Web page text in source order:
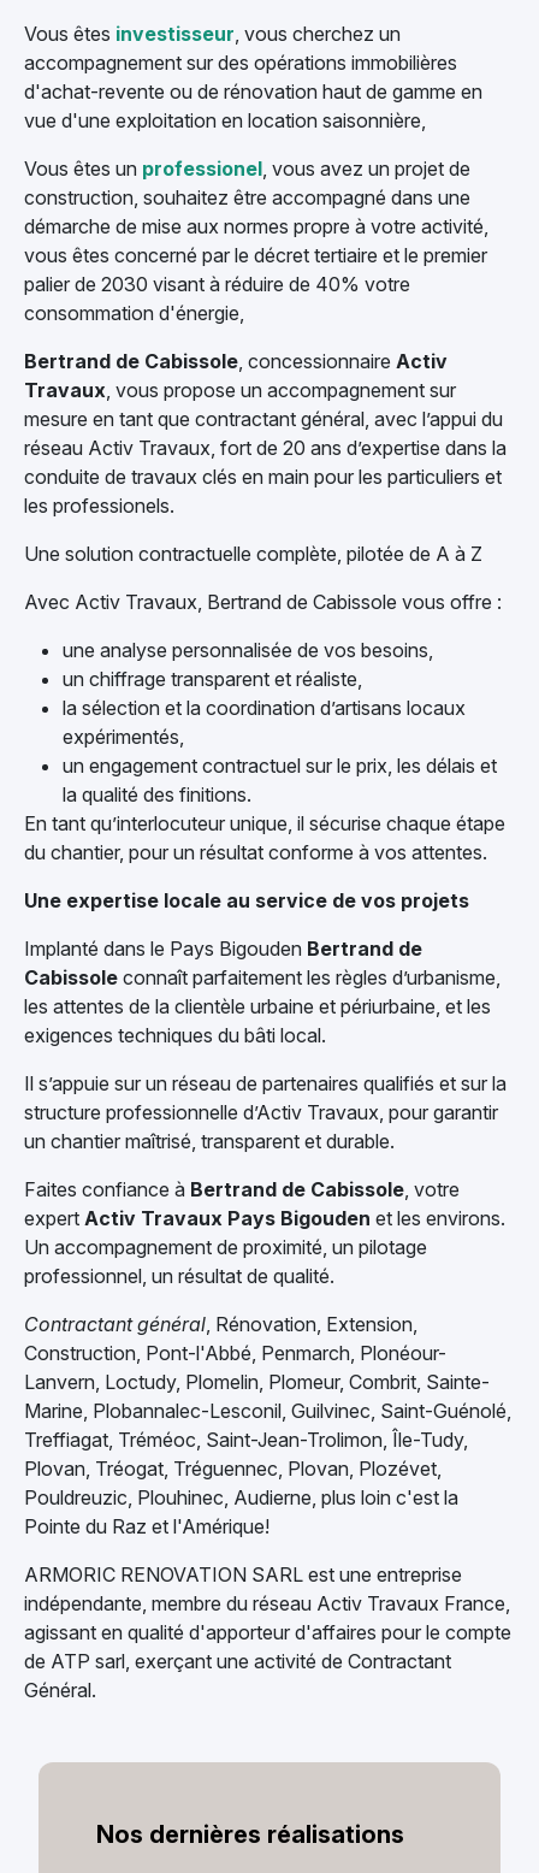
Vous êtes investisseur, vous cherchez un
accompagnement sur des opérations immobilières
d'achat-revente ou de rénovation haut de gamme en
vue d'une exploitation en location saisonnière,
Vous êtes un professionel, vous avez un projet de
construction, souhaitez être accompagné dans une
démarche de mise aux normes propre à votre activité,
vous êtes concerné par le décret tertiaire et le premier
palier de 2030 visant à réduire de 40% votre
consommation d'énergie,
Bertrand de Cabissole, concessionnaire Activ
Travaux, vous propose un accompagnement sur
mesure en tant que contractant général, avec l’appui du
réseau Activ Travaux, fort de 20 ans d’expertise dans la
conduite de travaux clés en main pour les particuliers et
les professionels.
Une solution contractuelle complète, pilotée de A à Z
Avec Activ Travaux, Bertrand de Cabissole vous offre :
une analyse personnalisée de vos besoins,
un chiffrage transparent et réaliste,
la sélection et la coordination d’artisans locaux
expérimentés,
un engagement contractuel sur le prix, les délais et
la qualité des finitions.
En tant qu’interlocuteur unique, il sécurise chaque étape
du chantier, pour un résultat conforme à vos attentes.
Une expertise locale au service de vos projets
Implanté dans le Pays Bigouden Bertrand de
Cabissole connaît parfaitement les règles d’urbanisme,
les attentes de la clientèle urbaine et périurbaine, et les
exigences techniques du bâti local.
Il s’appuie sur un réseau de partenaires qualifiés et sur la
structure professionnelle d’Activ Travaux, pour garantir
un chantier maîtrisé, transparent et durable.
Faites confiance à Bertrand de Cabissole, votre
expert Activ Travaux Pays Bigouden et les environs.
Un accompagnement de proximité, un pilotage
professionnel, un résultat de qualité.
Contractant général, Rénovation, Extension,
Construction, Pont-l'Abbé, Penmarch, Plonéour-
Lanvern, Loctudy, Plomelin, Plomeur, Combrit, Sainte-
Marine, Plobannalec-Lesconil, Guilvinec, Saint-Guénolé,
Treffiagat, Tréméoc, Saint-Jean-Trolimon, Île-Tudy,
Plovan, Tréogat, Tréguennec, Plovan, Plozévet,
Pouldreuzic, Plouhinec, Audierne, plus loin c'est la
Pointe du Raz et l'Amérique!
ARMORIC RENOVATION SARL est une entreprise
indépendante, membre du réseau Activ Travaux France,
agissant en qualité d'apporteur d'affaires pour le compte
de ATP sarl, exerçant une activité de Contractant
Général.
Nos dernières réalisations